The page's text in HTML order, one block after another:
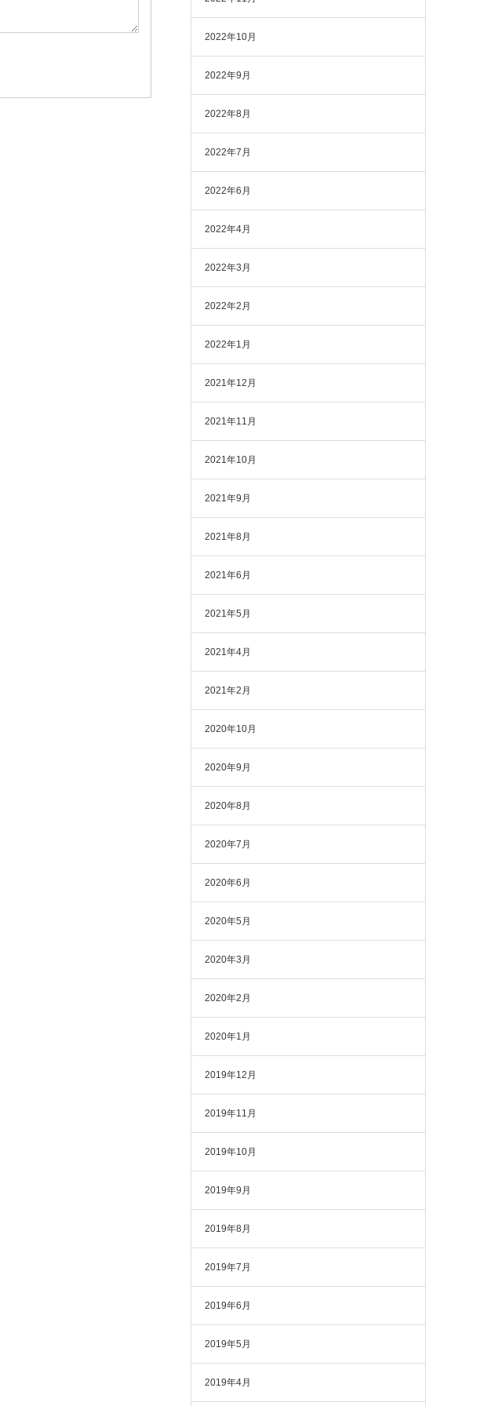
2022年10月
2022年9月
2022年8月
2022年7月
2022年6月
2022年4月
2022年3月
2022年2月
2022年1月
2021年12月
2021年11月
2021年10月
2021年9月
2021年8月
2021年6月
2021年5月
2021年4月
2021年2月
2020年10月
2020年9月
2020年8月
2020年7月
2020年6月
2020年5月
2020年3月
2020年2月
2020年1月
2019年12月
2019年11月
2019年10月
2019年9月
2019年8月
2019年7月
2019年6月
2019年5月
2019年4月